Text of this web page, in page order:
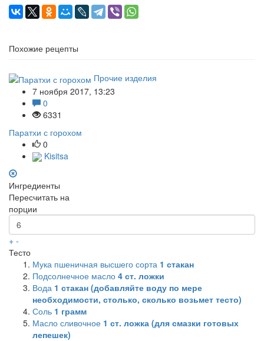
Похожие рецепты
Прочие изделия
7 ноября 2017, 13:23
0
6331
Паратхи с горохом
0
Kisitsa
Ингредиенты
Пересчитать на
порции
+ -
Тесто
Мука пшеничная высшего сорта 1 стакан
Подсолнечное масло 4 ст. ложки
Вода 1 стакан (добавляйте воду по мере
необходимости, столько, сколько возьмет тесто)
Соль 1 грамм
Масло сливочное 1 ст. ложка (для смазки готовых
лепешек)